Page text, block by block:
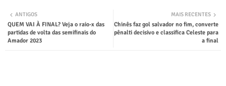
MAIS RECENTES
Chinês faz gol salvador no fim, converte
pênalti decisivo e classifica Celeste para
a final
ANTIGOS
QUEM VAI À FINAL? Veja o raio-x das
partidas de volta das semifinais do
Amador 2023